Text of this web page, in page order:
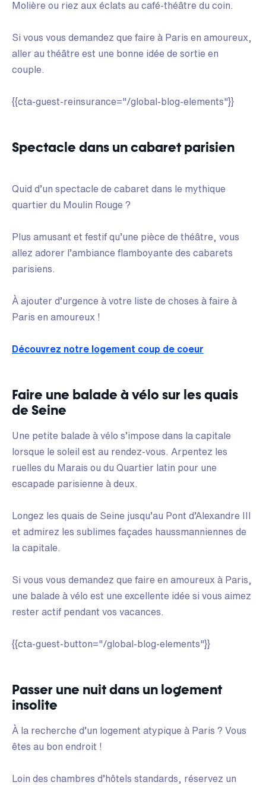
Molière ou riez aux éclats au café-théâtre du coin.
Si vous vous demandez que faire à Paris en amoureux,
aller au théâtre est une bonne idée de sortie en
couple.
{{cta-guest-reinsurance="/global-blog-elements"}}
Spectacle dans un cabaret parisien
Quid d’un spectacle de cabaret dans le mythique
quartier du Moulin Rouge ?
Plus amusant et festif qu’une pièce de théâtre, vous
allez adorer l’ambiance flamboyante des cabarets
parisiens.
À ajouter d’urgence à votre liste de choses à faire à
Paris en amoureux !
Découvrez notre logement coup de coeur
Faire une balade à vélo sur les quais
de Seine
Une petite balade à vélo s’impose dans la capitale
lorsque le soleil est au rendez-vous. Arpentez les
ruelles du Marais ou du Quartier latin pour une
escapade parisienne à deux.
Longez les quais de Seine jusqu’au Pont d’Alexandre III
et admirez les sublimes façades haussmanniennes de
la capitale.
Si vous vous demandez que faire en amoureux à Paris,
une balade à vélo est une excellente idée si vous aimez
rester actif pendant vos vacances.
{{cta-guest-button="/global-blog-elements"}}
Passer une nuit dans un logement
insolite
À la recherche d’un logement atypique à Paris ? Vous
êtes au bon endroit !
Loin des chambres d’hôtels standards, réservez un